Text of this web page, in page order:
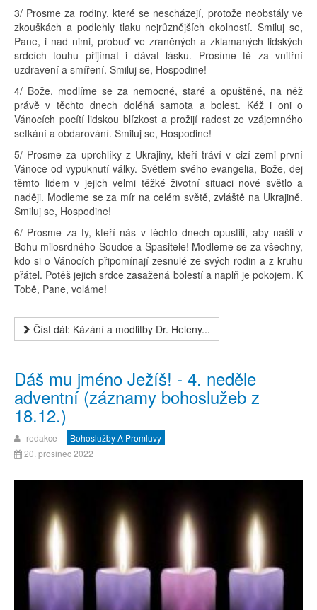
3/ Prosme za rodiny, které se nescházejí, protože neobstály ve
zkouškách a podlehly tlaku nejrůznějších okolností. Smiluj se,
Pane, i nad nimi, probuď ve zraněných a zklamaných lidských
srdcích touhu přijímat i dávat lásku. Prosíme tě za vnitřní
uzdravení a smíření. Smiluj se, Hospodine!
4/ Bože, modlíme se za nemocné, staré a opuštěné, na něž
právě v těchto dnech doléhá samota a bolest. Kéž i oni o
Vánocích pocítí lidskou blízkost a prožijí radost ze vzájemného
setkání a obdarování. Smiluj se, Hospodine!
5/ Prosme za uprchlíky z Ukrajiny, kteří tráví v cizí zemi první
Vánoce od vypuknutí války. Světlem svého evangelia, Bože, dej
těmto lidem v jejich velmi těžké životní situaci nové světlo a
naději. Modleme se za mír na celém světě, zvláště na Ukrajině.
Smiluj se, Hospodine!
6/ Prosme za ty, kteří nás v těchto dnech opustili, aby našli v
Bohu milosrdného Soudce a Spasitele! Modleme se za všechny,
kdo si o Vánocích připomínají zesnulé ze svých rodin a z kruhu
přátel. Potěš jejich srdce zasažená bolestí a naplň je pokojem. K
Tobě, Pane, voláme!
Číst dál: Kázání a modlitby Dr. Heleny...
Dáš mu jméno Ježíš! - 4. neděle
adventní (záznamy bohoslužeb z
18.12.)
redakce
Bohoslužby A Promluvy
20. prosinec 2022